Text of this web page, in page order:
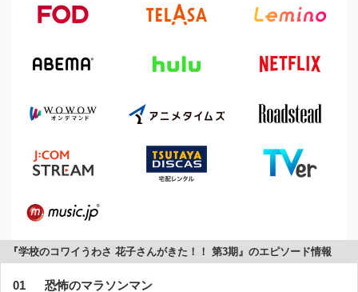
『学校のコワイうわさ 花子さんがきた！！ 第3期』のエピソード情報
恐怖のマラソンマン